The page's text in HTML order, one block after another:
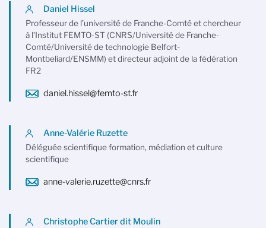
Daniel Hissel
Professeur de l’université de Franche-Comté et chercheur
à l’Institut FEMTO-ST (CNRS/Université de Franche-
Comté/Université de technologie Belfort-
Montbeliard/ENSMM) et directeur adjoint de la fédération
FR2
daniel.hissel@femto-st.fr
Anne-Valérie Ruzette
Déléguée scientifique formation, médiation et culture
scientifique
anne-valerie.ruzette@cnrs.fr
Christophe Cartier dit Moulin